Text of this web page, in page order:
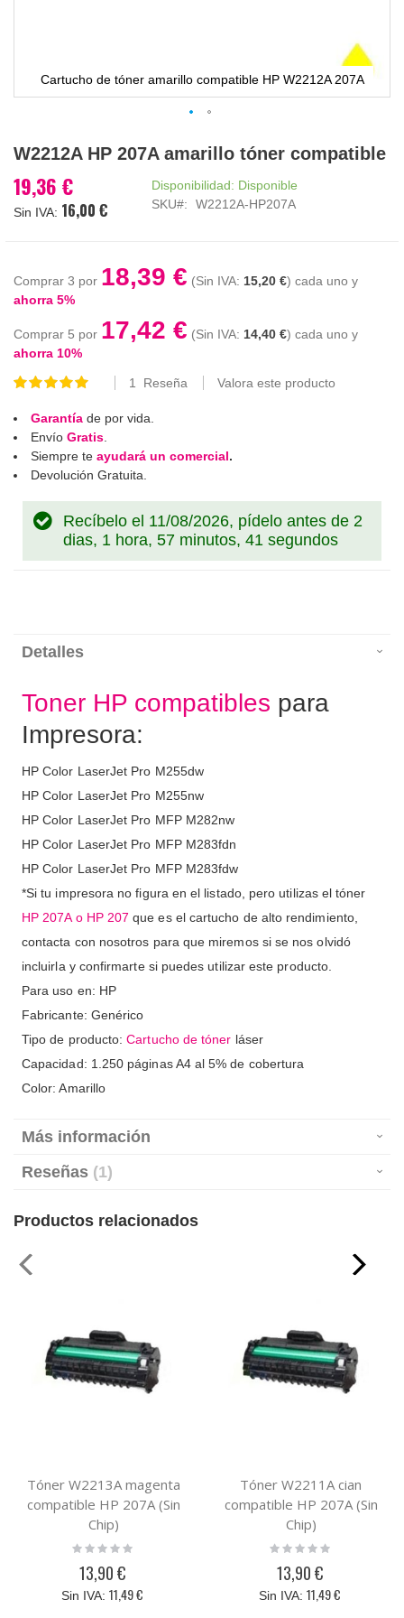
Cartucho de tóner amarillo compatible HP W2212A 207A
al
de
la
W2212A HP 207A amarillo tóner compatible
19,36 €
16,00 €
Disponibilidad: Disponible
SKU
W2212A-HP207A
Comprar 3 por 18,39 € 15,20 € cada uno y
ahorra 5%
Comprar 5 por 17,42 € 14,40 € cada uno y
ahorra 10%
Valoración:
1 Reseña Valora este producto
Garantía de por vida.
Envío Gratis
Siempre te ayudará un comercial.
Devolución Gratuita.
Recíbelo el 11/08/2026, pídelo antes de 2
dias, 1 hora, 57 minutos, 41 segundos
Detalles
Toner HP compatibles para
Impresora:
HP Color LaserJet Pro M255dw
HP Color LaserJet Pro M255nw
HP Color LaserJet Pro MFP M282nw
HP Color LaserJet Pro MFP M283fdn
HP Color LaserJet Pro MFP M283fdw
*Si tu impresora no figura en el listado, pero utilizas el tóner
HP 207A o HP 207 que es el cartucho de alto rendimiento,
contacta con nosotros para que miremos si se nos olvidó
incluirla y confirmarte si puedes utilizar este producto.
Para uso en: HP
Fabricante: Genérico
Tipo de producto:Cartucho de tóner láser
Capacidad: 1.250 páginas A4 al 5% de cobertura
Color: Amarillo
Más información
Reseñas 1
Productos relacionados
Tóner W2213A magenta
compatible HP 207A (Sin
Chip)
Rating:
13,90 €
11,49 €
Tóner W2211A cian
compatible HP 207A (Sin
Chip)
Rating:
13,90 €
11,49 €